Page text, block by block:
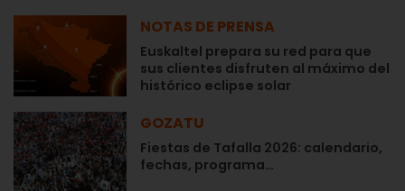
NOTAS DE PRENSA
Euskaltel prepara su red para que
sus clientes disfruten al máximo del
histórico eclipse solar
GOZATU
Fiestas de Tafalla 2026: calendario,
fechas, programa…